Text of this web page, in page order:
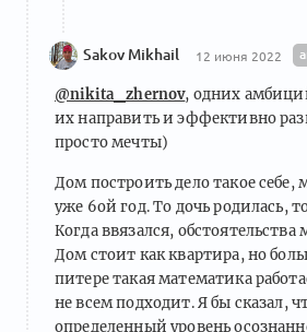
Sakov Mikhail 12 июня 2022
@nikita_zhernov, одних
их направить и эффективно
просто мечты)
Дом построить дело такое себе,
уже 6ой год. То дочь родилась,
Когда ввязался,
Дом стоит как квартира, но
питере такая математика
не всем подходит. Я бы сказал,
определенный уровень